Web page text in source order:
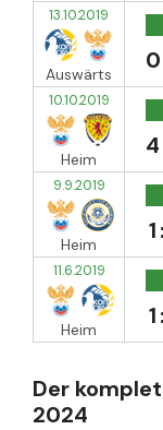
13.10.2019
Auswärts
10.10.2019
Heim
9.9.2019
Heim
11.6.2019
Heim
Der
2024